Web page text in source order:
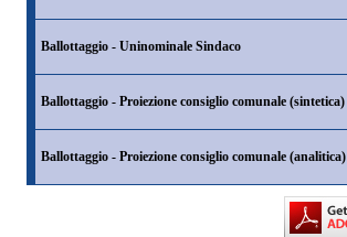
Ballottaggio - Uninominale Sindaco
Ballottaggio - Proiezione consiglio comunale (sintetica)
Ballottaggio - Proiezione consiglio comunale (analitica)